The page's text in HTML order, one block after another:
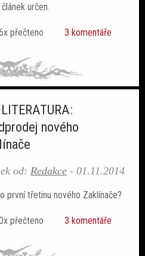
určen.
přečteno 3 komentáře
nového
od: Redakce -01.11.2014
první třetinu nového Zaklínače?
přečteno 3 komentáře